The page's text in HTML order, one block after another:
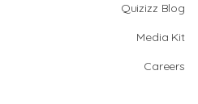
Quizizz Blog
Media Kit
Careers